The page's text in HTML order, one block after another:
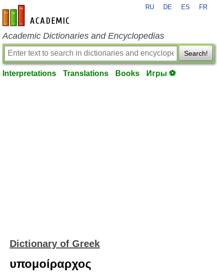
en-academic.com
RU DE ES FR
Academic Dictionaries and Encyclopedias
Search!
Interpretations Translations Books Игры ⚽
Dictionary of Greek
υπομοίραρχος